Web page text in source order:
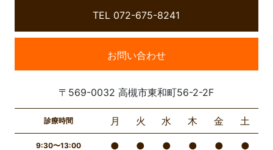
TEL 072-675-8241
お問い合わせ
〒569-0032 高槻市東和町56-2-2F
診療時間 月 火 水 木 金 土
9:30〜13:00 ● ● ● ● ● ●